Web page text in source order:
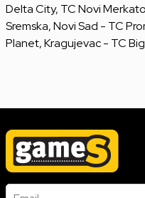
Delta City, TC Novi
Sremska, Novi Sad - TC
Planet, Kragujevac - TC